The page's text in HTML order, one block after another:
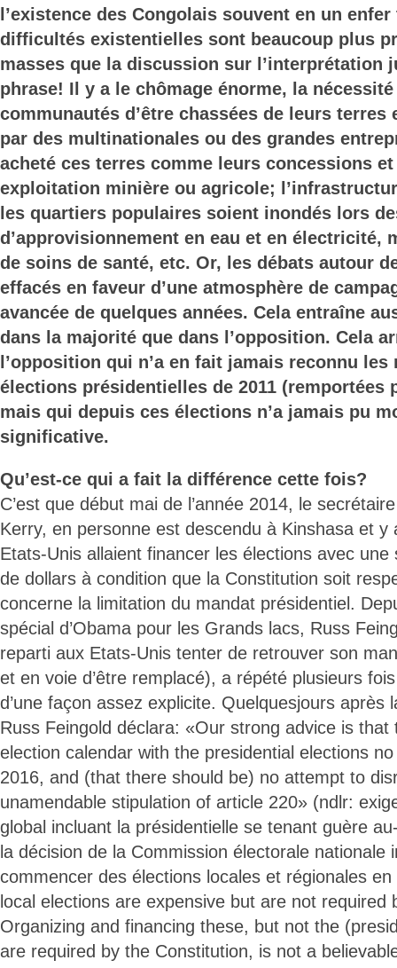
l’existence des Congolais souvent en un
difficultés existentielles sont beaucoup plus
masses que la discussion sur l’interprétation
phrase! Il y a le chômage énorme, la
communautés d’être chassées de leurs terres
par des multinationales ou des grandes
acheté ces terres comme leurs concessions et
exploitation minière ou agricole;
les quartiers populaires soient inondés lors
d’approvisionnement en eau et en électricité,
de soins de santé, etc. Or, les débats autour
effacés en faveur d’une atmosphère de
avancée de quelques années. Cela entraîne
dans la majorité que dans l’opposition. Cela
l’opposition qui n’a en fait jamais reconnu
élections présidentielles de 2011 (remportées
mais qui depuis ces élections n’a jamais pu
significative.
Qu’est-ce qui a fait la différence cette fois?
C’est que début mai de l’année 2014, le
Kerry, en personne est descendu à Kinshasa et y
Etats-Unis allaient financer les élections avec
de dollars à condition que la Constitution soit
concerne la limitation du mandat présidentiel.
spécial d’Obama pour les Grands lacs, Russ
reparti aux Etats-Unis tenter de retrouver son
et en voie d’être remplacé), a répété plusieurs
d’une façon assez explicite. Quelquesjours après
Russ Feingold déclara: «Our strong advice is that
election calendar with the presidential elections
2016, and (that there should be) no attempt to
unamendable stipulation of article 220» (ndlr:
global incluant la présidentielle se tenant guère
la décision de la Commission électorale nationale
commencer des élections locales et régionales
local elections are expensive but are not required
Organizing and financing these, but not the
are required by the Constitution, is not a